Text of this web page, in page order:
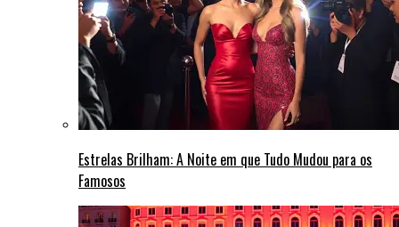
Estrelas Brilham: A Noite em que Tudo Mudou para os
Famosos